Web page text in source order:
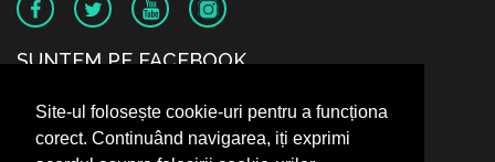
Site-ul folosește cookie-uri pentru a funcționa
corect. Continuând navigarea, iți exprimi
SUNTEM PE FACEBOOK